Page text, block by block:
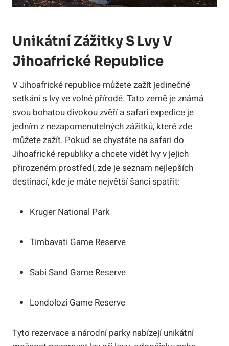
Unikátní Zážitky S Lvy V
Jihoafrické Republice
V Jihoafrické republice můžete zažít jedinečné
setkání s lvy ve volné přírodě. Tato země je známá
svou bohatou divokou zvěří a safari expedice je
jedním z nezapomenutelných zážitků, které zde
můžete zažít. Pokud se chystáte na safari do
Jihoafrické republiky a chcete vidět lvy v jejich
přirozeném prostředí, zde je seznam nejlepších
destinací, kde je máte největší šanci spatřit:
Kruger National Park
Timbavati Game Reserve
Sabi Sand Game Reserve
Londolozi Game Reserve
Tyto rezervace a národní parky nabízejí unikátní